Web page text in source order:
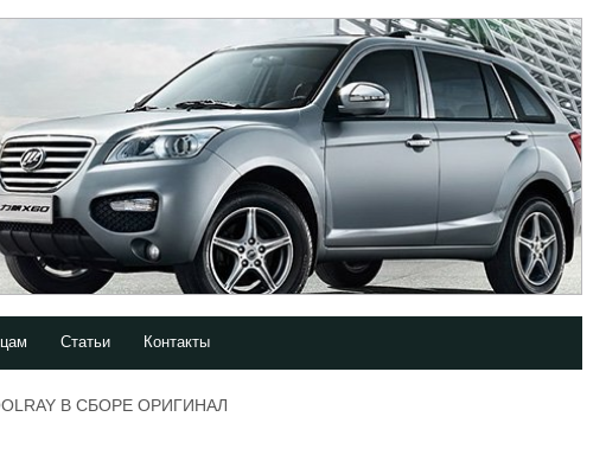
Статьи Контакты
В СБОРЕ ОРИГИНАЛ